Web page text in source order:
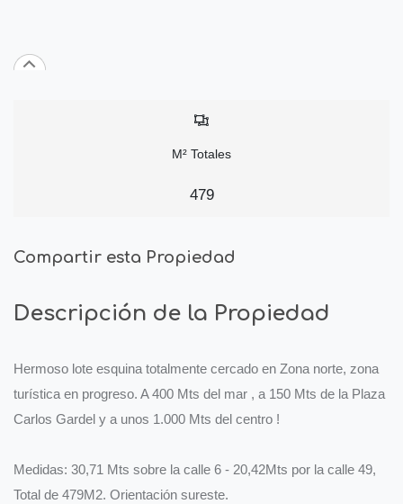
M² Totales
479
Compartir esta Propiedad
Descripción de la Propiedad
Hermoso lote esquina totalmente cercado en Zona norte, zona
turística en progreso. A 400 Mts del mar , a 150 Mts de la Plaza
Carlos Gardel y a unos 1.000 Mts del centro !
Medidas: 30,71 Mts sobre la calle 6 - 20,42Mts por la calle 49,
Total de 479M2. Orientación sureste.